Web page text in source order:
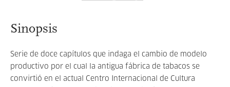
Sinopsis
Serie de doce capítulos que indaga el cambio de modelo
productivo por el cual la antigua fábrica de tabacos se
convirtió en el actual Centro Internacional de Cultura